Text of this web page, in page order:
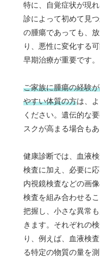
特に、自覚症状が現
診によって初めて見
の腫瘍であっても、
り、悪性に変化する
早期治療が重要です。
ご家族に腫瘍の経験
やすい体質の方は、
ください。遺伝的な
スクが高まる場合も
健康診断では、血液
検査に加え、必要に
内視鏡検査などの画
検査を組み合わせる
把握し、小さな異常
きます。それぞれの
り、例えば、血液検
る特定の物質の量を